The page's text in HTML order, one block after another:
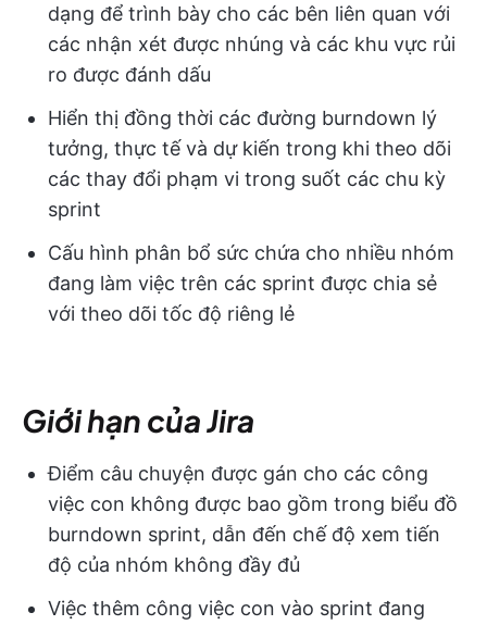
dạng để trình bày cho các bên liên quan với
các nhận xét được nhúng và các khu vực rủi
ro được đánh dấu
Hiển thị đồng thời các đường burndown lý
tưởng, thực tế và dự kiến trong khi theo dõi
các thay đổi phạm vi trong suốt các chu kỳ
sprint
Cấu hình phân bổ sức chứa cho nhiều nhóm
đang làm việc trên các sprint được chia sẻ
với theo dõi tốc độ riêng lẻ
Giới hạn của Jira
Điểm câu chuyện được gán cho các công
việc con không được bao gồm trong biểu đồ
burndown sprint, dẫn đến chế độ xem tiến
độ của nhóm không đầy đủ
Việc thêm công việc con vào sprint đang